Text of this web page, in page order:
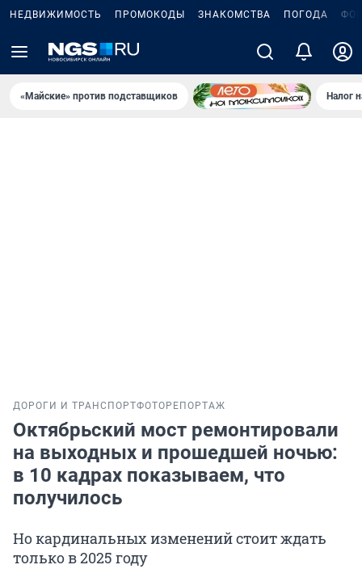
НЕДВИЖИМОСТЬ ПРОМОКОДЫ ЗНАКОМСТВА ПОГОДА
«Майские» против подставщиков Налог
ДОРОГИ И ТРАНСПОРТФОТОРЕПОРТАЖ
Октябрьский мост ремонтировали
на выходных и прошедшей ночью:
в 10 кадрах показываем, что
получилось
Но кардинальных изменений стоит ждать
только в 2025 году